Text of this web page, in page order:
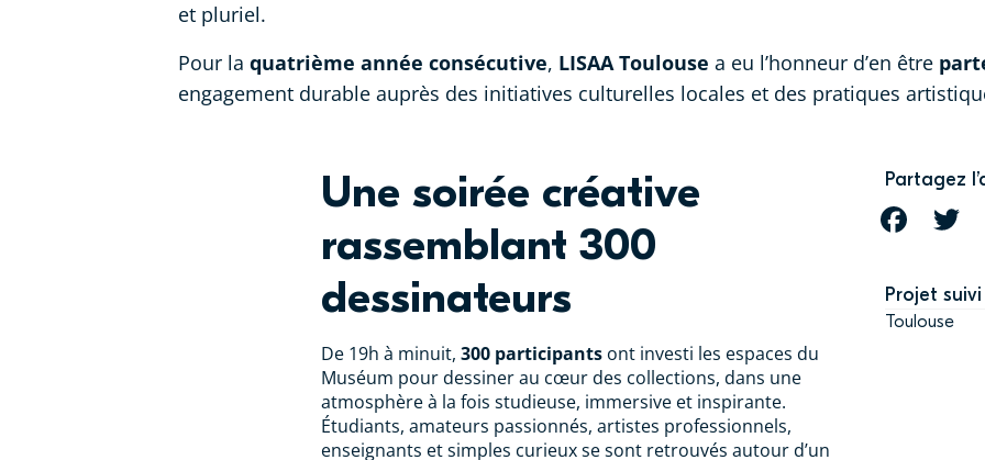
et pluriel.
Pour la quatrième année consécutive, LISAA Toulouse a eu l’honneur d’en être
engagement durable auprès des initiatives culturelles locales et des pratiques
Une soirée créative
rassemblant 300
dessinateurs
De 19h à minuit, 300 participants ont investi les espaces du
Muséum pour dessiner au cœur des collections, dans une
atmosphère à la fois studieuse, immersive et inspirante.
Étudiants, amateurs passionnés, artistes professionnels,
enseignants et simples curieux se sont retrouvés autour d’un
Projet
Toulouse
Partagez
FACEBOOK